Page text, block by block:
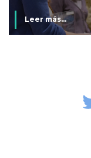
Leer más...